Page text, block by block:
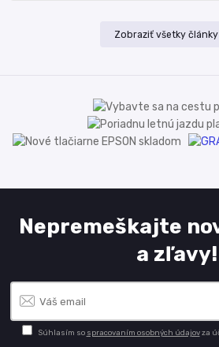
Zobraziť všetky články
Nepremeškajte
a zľavy!
Súhlasím so spracovaním osobných údajovza